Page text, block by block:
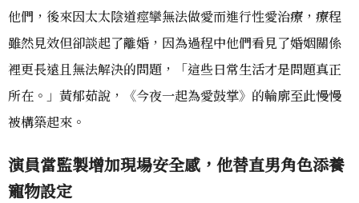
他們，後來因太太陰道痙攣無法做愛而進行性愛治療，療程
雖然見效但卻談起了離婚，因為過程中他們看見了婚姻關係
裡更長遠且無法解決的問題，「這些日常生活才是問題真正
所在。」黃郁茹說，《今夜一起為愛鼓掌》的輪廓至此慢慢
被構築起來。
演員當監製增加現場安全感，他替直男角色添養
寵物設定